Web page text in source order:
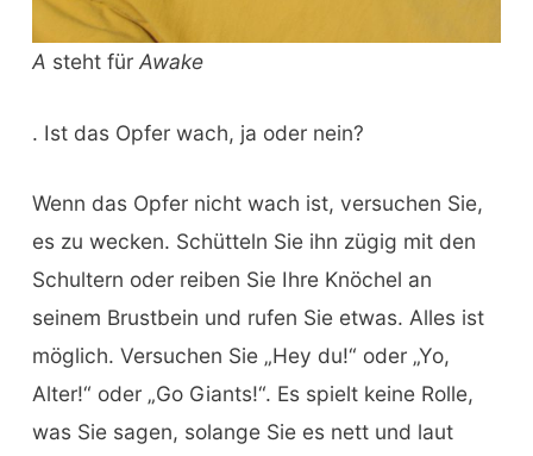
A steht für Awake
. Ist das Opfer wach, ja oder nein?
Wenn das Opfer nicht wach ist, versuchen Sie,
es zu wecken. Schütteln Sie ihn zügig mit den
Schultern oder reiben Sie Ihre Knöchel an
seinem Brustbein und rufen Sie etwas. Alles ist
möglich. Versuchen Sie „Hey du!“ oder „Yo,
Alter!“ oder „Go Giants!“. Es spielt keine Rolle,
was Sie sagen, solange Sie es nett und laut